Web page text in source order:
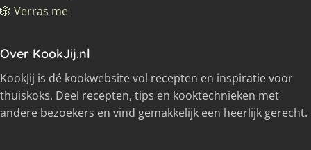
🎲 Verras me
Over KookJij.nl
KookJij is dé kookwebsite vol recepten en inspiratie voor
thuiskoks. Deel recepten, tips en kooktechnieken met
andere bezoekers en vind gemakkelijk een heerlijk gerecht.